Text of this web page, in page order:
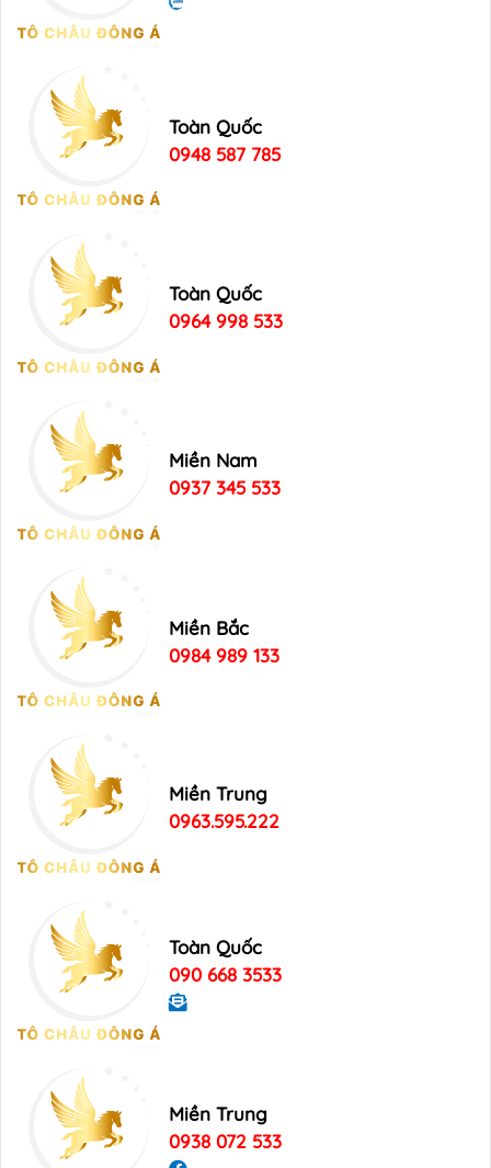
Toàn Quốc
0948 587 785
Toàn Quốc
0964 998 533
Miền Nam
0937 345 533
Miền Bắc
0984 989 133
Miền Trung
0963.595.222
Toàn Quốc
090 668 3533
Miền Trung
0938 072 533